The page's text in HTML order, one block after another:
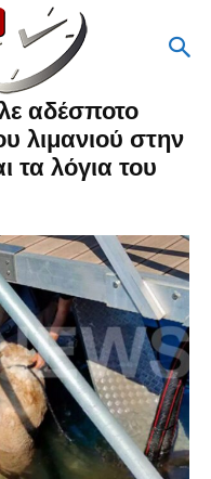
αδέσποτο
λιμανιού στην
τα λόγια του